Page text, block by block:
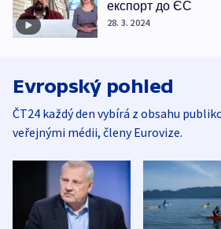
експорт до ЄС
28. 3. 2024
Evropský pohled
ČT24 každý den vybírá z obsahu
veřejnými médii, členy Eurovize.